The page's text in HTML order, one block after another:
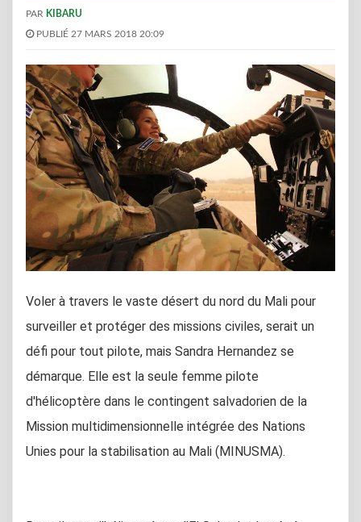
PAR KIBARU
PUBLIÉ 27 MARS 2018 20:09
Voler à travers le vaste désert du nord du Mali pour
surveiller et protéger des missions civiles, serait un
défi pour tout pilote, mais Sandra Hernandez se
démarque. Elle est la seule femme pilote
d'hélicoptère dans le contingent salvadorien de la
Mission multidimensionnelle intégrée des Nations
Unies pour la stabilisation au Mali (MINUSMA).